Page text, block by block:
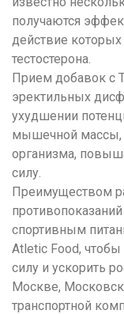
получаются
действие
тестостерона.
Прием добавок с
эректильных
ухудшении
мышечной массы,
организма,
силу.
Преимуществом
спортивным
Atletic Food,
силу и ускорить
Москве,
транспортной